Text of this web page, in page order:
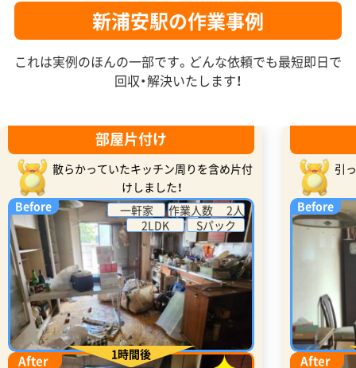
新浦安駅の作業事例
これは実例のほんの一部です。どんな依頼でも最短即日で
回収・解決いたします！
部屋片付け
散らかっていたキッチン周りを含め片付
けしました！
Before
一軒家
作業人数 2人
2LDK
Sパック
After 1時間後
引
Before
After